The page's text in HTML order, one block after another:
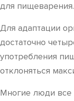
для пищеварения.
Для адаптации
достаточно
употребления
отклоняться
Многие люди